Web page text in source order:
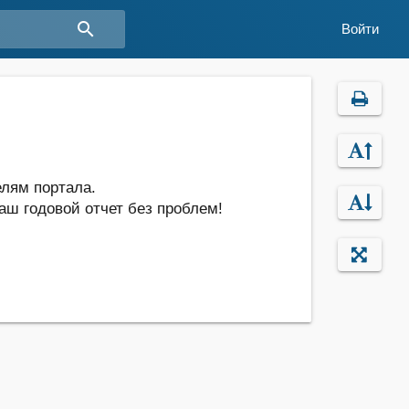
search Войти
портала.
годовой отчет без проблем!